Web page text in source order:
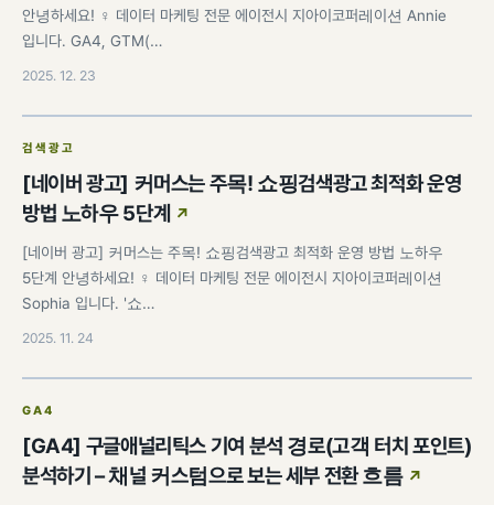
안녕하세요! ♀️ 데이터 마케팅 전문 에이전시 지아이코퍼레이션 Annie
입니다. GA4, GTM(…
2025. 12. 23
검색광고
[네이버 광고] 커머스는 주목! 쇼핑검색광고 최적화 운영
방법 노하우 5단계
[네이버 광고] 커머스는 주목! 쇼핑검색광고 최적화 운영 방법 노하우
5단계 안녕하세요! ♀️ 데이터 마케팅 전문 에이전시 지아이코퍼레이션
Sophia 입니다. '쇼…
2025. 11. 24
GA4
[GA4] 구글애널리틱스 기여 분석 경로(고객 터치 포인트)
분석하기 – 채널 커스텀으로 보는 세부 전환 흐름